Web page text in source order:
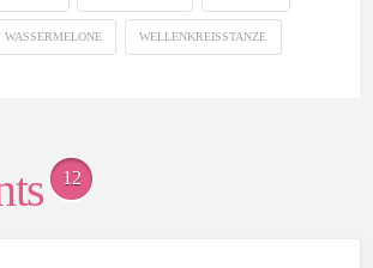
WASSERMELONE WELLENKREISSTANZE
12